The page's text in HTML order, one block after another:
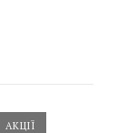
АКЦІЇ